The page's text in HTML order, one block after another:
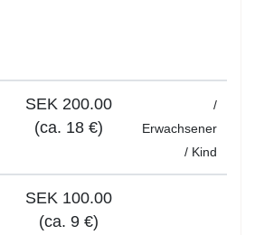
SEK 200.00
(ca. 18 €)
/
Erwachsener
/ Kind
SEK 100.00
(ca. 9 €)